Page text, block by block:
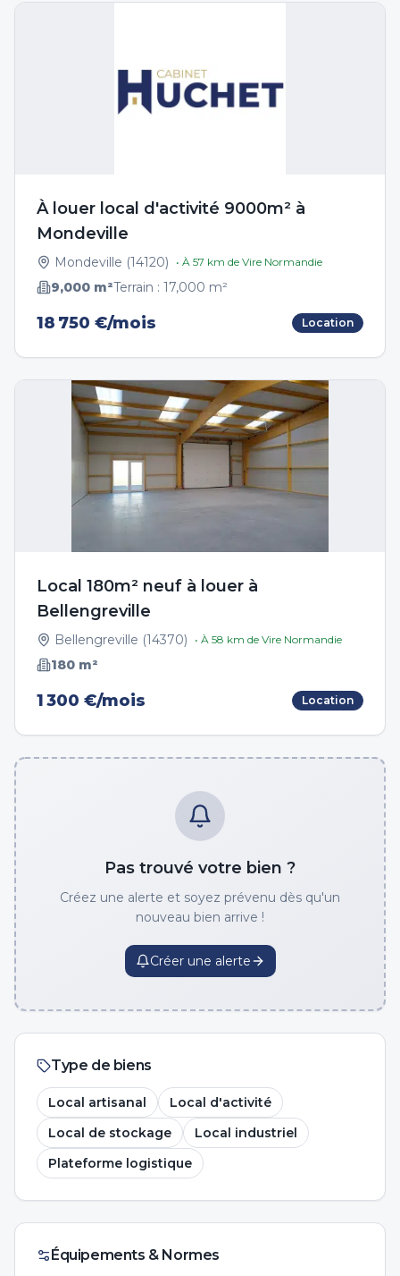
À louer local d'activité 9000m² à
Mondeville
Mondeville (14120) • À 57 km de Vire Normandie
9,000 m²Terrain : 17,000 m²
18 750 €/mois Location
Local 180m² neuf à louer à
Bellengreville
Bellengreville (14370) • À 58 km de Vire Normandie
180 m²
1 300 €/mois Location
Pas trouvé votre bien ?
Créez une alerte et soyez prévenu dès qu'un
nouveau bien arrive !
Créer une alerte
Type de biens
Local artisanal
Local d'activité
Local de stockage
Local industriel
Plateforme logistique
Équipements & Normes